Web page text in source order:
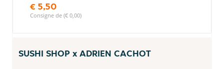
€ 5,50
Consigne de (€ 0,00)
SUSHI SHOP x ADRIEN CACHOT